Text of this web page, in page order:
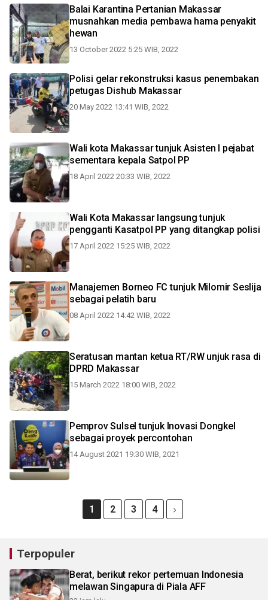
Balai Karantina Pertanian Makassar
musnahkan media pembawa hama penyakit
hewan
13 October 2022 5:25 WIB, 2022
Polisi gelar rekonstruksi kasus penembakan
petugas Dishub Makassar
20 May 2022 13:41 WIB, 2022
Wali kota Makassar tunjuk Asisten I pejabat
sementara kepala Satpol PP
18 April 2022 20:33 WIB, 2022
Wali Kota Makassar langsung tunjuk
pengganti Kasatpol PP yang ditangkap polisi
17 April 2022 15:25 WIB, 2022
Manajemen Borneo FC tunjuk Milomir Seslija
sebagai pelatih baru
08 April 2022 14:42 WIB, 2022
Seratusan mantan ketua RT/RW unjuk rasa di
DPRD Makassar
15 March 2022 18:00 WIB, 2022
Pemprov Sulsel tunjuk Inovasi Dongkel
sebagai proyek percontohan
14 August 2021 19:30 WIB, 2021
1 2 3 4
Terpopuler
Berat, berikut rekor pertemuan Indonesia
melawan Singapura di Piala AFF